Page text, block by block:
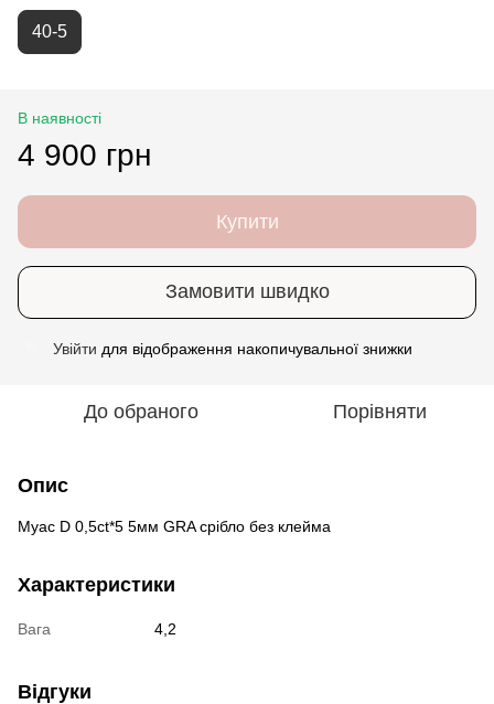
40-5
В наявності
4 900 грн
Купити
Замовити швидко
Увійти для відображення накопичувальної знижки
До обраного Порівняти
Опис
Муас D 0,5ct*5 5мм GRA срібло без клейма
Характеристики
Вага 4,2
Відгуки